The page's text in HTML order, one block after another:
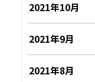
2021年10月
2021年9月
2021年8月